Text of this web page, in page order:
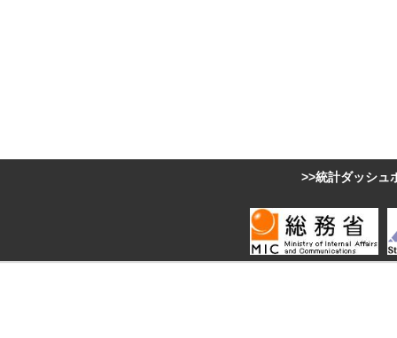
>>統計ダッシュ